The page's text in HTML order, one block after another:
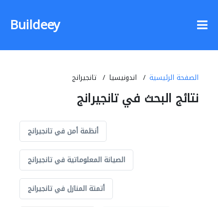
Buildeey
الصفحة الرئيسية اندونيسيا تانجيرانج
نتائج البحث في تانجيرانج
أنظمة أمن في تانجيرانج
الصيانة المعلوماتية في تانجيرانج
أتمتة المنازل في تانجيرانج